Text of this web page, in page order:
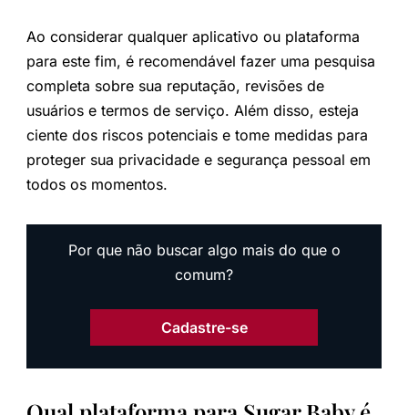
Ao considerar qualquer aplicativo ou plataforma
para este fim, é recomendável fazer uma pesquisa
completa sobre sua reputação, revisões de
usuários e termos de serviço. Além disso, esteja
ciente dos riscos potenciais e tome medidas para
proteger sua privacidade e segurança pessoal em
todos os momentos.
Por que não buscar algo mais do que o
comum?
Cadastre-se